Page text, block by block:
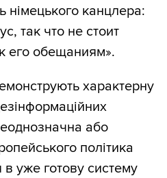
німецького канцлера:
так что не стоит
его обещаниям».
характерну
або
політика
в уже готову систему